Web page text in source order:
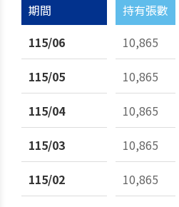
期間 持有張數
115/06
10,865
115/05
10,865
115/04
10,865
115/03
10,865
115/02
10,865